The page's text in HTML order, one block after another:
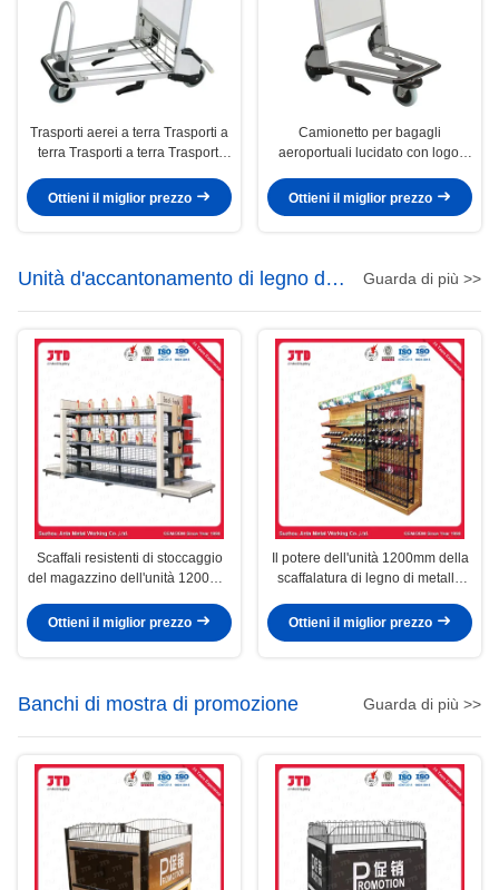
Trasporti aerei a terra Trasporti a
terra Trasporti a terra Trasporti
Ottieni il miglior prezzo
Camionetto per bagagli
aeroportuali lucidato con logo,
aeroportuale
Ottieni il miglior prezzo
Unità d'accantonamento di legno del
metallo
Guarda di più >>
Scaffali resistenti di stoccaggio
del magazzino dell'unità 1200mm
del MDF Q235
Ottieni il miglior prezzo
Il potere dell'unità 1200mm della
scaffalatura di legno di metallo
Ottieni il miglior prezzo
Banchi di mostra di promozione Guarda di più >>